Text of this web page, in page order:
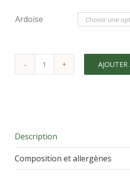
Ardoise
quantité
monde
Description
Composition et allergènes